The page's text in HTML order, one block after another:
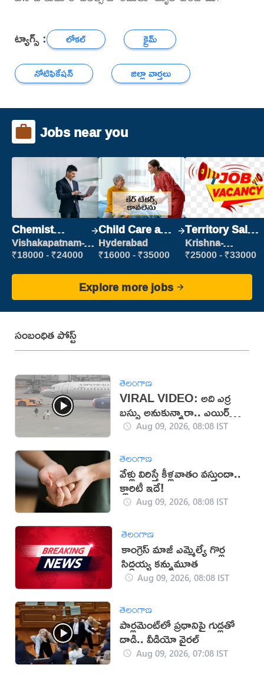
ట్యాగ్స్ : లోకల్
క్రైమ్
నోటిఫికేషన్
జిల్లా వార్తలు
Jobs near you
Chemist
Production
Executive
Vishakapatnam-
new
₹18000 - ₹24000
Child Care and
Patient care
Hyderabad
₹16000 - ₹35000
Territory Sales
Manager
Krishna-
vijayawada
₹25000 - ₹33000
Explore more jobs
సంబంధిత పోస్ట్
తెలంగాణ
VIRAL VIDEO: అది ఎర్ర
బస్సు అనుకున్నారా.. ఎయిర్
బస్సు అనుకున్నారా!
Aug 09, 2026, 08:08 IST
తెలంగాణ
వేళ్లు విరిస్తే కీళ్లవాతం వస్తుందా..
క్లారిటీ ఇదే!
Aug 09, 2026, 08:08 IST
తెలంగాణ
కాంగ్రెస్ మాజీ ఎమ్మెల్యే గొర్ల
సిద్ధయ్య కన్నుమూత
Aug 09, 2026, 08:08 IST
తెలంగాణ
పార్లమెంట్‌లో ప్రధానిపై గుడ్లతో
దాడి.. వీడియో వైరల్
Aug 09, 2026, 07:08 IST